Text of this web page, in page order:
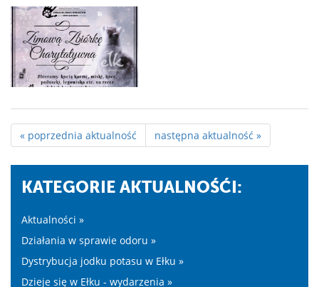
« poprzednia aktualność następna aktualność »
KATEGORIE AKTUALNOŚĆI:
Aktualności »
Działania w sprawie odoru »
Dystrybucja jodku potasu w Ełku »
Dzieje się w Ełku - wydarzenia »